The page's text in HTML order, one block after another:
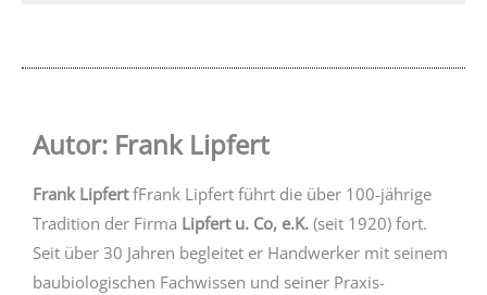
Autor: Frank Lipfert
Frank LipfertfFrank Lipfert führt die über 100-jährige
Tradition der Firma Lipfert u. Co, e.K. (seit 1920) fort.
Seit über 30 Jahren begleitet er Handwerker mit seinem
baubiologischen Fachwissen und seiner Praxis-